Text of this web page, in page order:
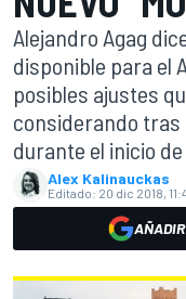
Alejandro Agag
disponible para el
posibles ajustes
considerando tras
durante el inicio
Alex Kalinauckas
Editado: 20 dic 2018,